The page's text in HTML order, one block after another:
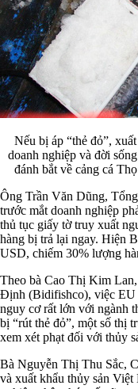
Nếu bị áp “thẻ đỏ”,
doanh nghiệp và đời
đánh bắt về cảng cá
Ông Trần Văn Dũng,
trước mắt doanh nghiệp
thủ tục giấy tờ truy xuất
hàng bị trả lại ngay. Hiện
USD, chiếm 30% lượng
Theo bà Cao Thị Kim
Định (Bidifishco), việc EU
nguy cơ rất lớn với ngành
bị “rút thẻ đỏ”, một số thị
xem xét phạt đối với thủy
Bà Nguyễn Thị Thu Sắc,
và xuất khẩu thủy sản